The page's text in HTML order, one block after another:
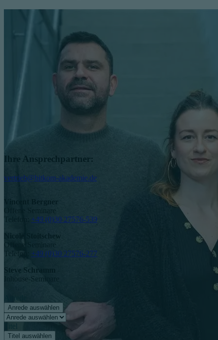
Ihre Ansprechpartner:
vertrieb@bitkom-akademie.de
Vincent Bergner
Offene Seminare
+49 (0)30 27576-539
Nicole Stoitschew
Offene Seminare
Telefon: +49 (0)30 27576-277
Steve Schramm
Inhouse-Seminare
Anrede auswählen
Titel
Titel auswählen